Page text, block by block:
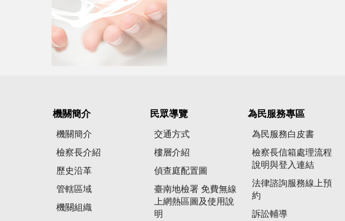
機關簡介
機關簡介
檢察長介紹
歷史沿革
管轄區域
機關組織
民眾導覽
交通方式
樓層介紹
偵查庭配置圖
臺南地檢署 免費無線
上網熱區圖及使用說
明
為民服務專區
為民服務白皮書
檢察長信箱處理流程
說明與登入連結
法律諮詢服務線上預
約
訴訟輔導